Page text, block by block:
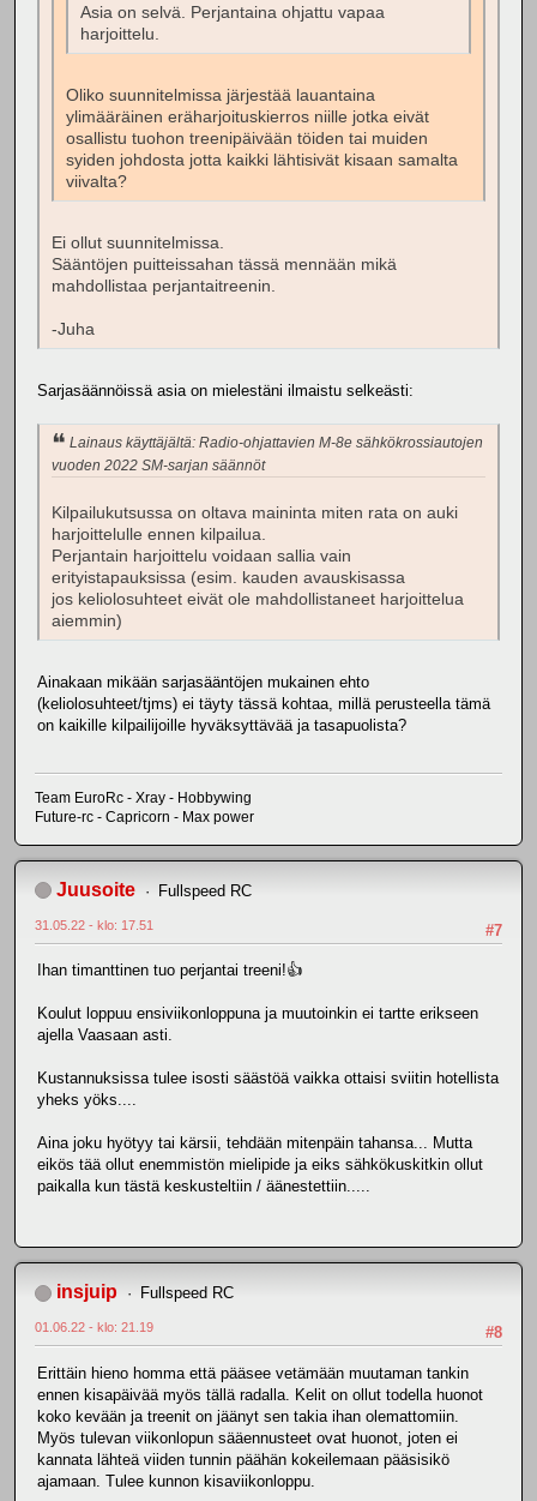
Asia on selvä. Perjantaina ohjattu vapaa
harjoittelu.
Oliko suunnitelmissa järjestää lauantaina
ylimääräinen eräharjoituskierros niille jotka eivät
osallistu tuohon treenipäivään töiden tai muiden
syiden johdosta jotta kaikki lähtisivät kisaan samalta
viivalta?
Ei ollut suunnitelmissa.
Sääntöjen puitteissahan tässä mennään mikä
mahdollistaa perjantaitreenin.
-Juha
Sarjasäännöissä asia on mielestäni ilmaistu selkeästi:
Lainaus käyttäjältä: Radio-ohjattavien M-8e sähkökrossiautojen
vuoden 2022 SM-sarjan säännöt
Kilpailukutsussa on oltava maininta miten rata on auki
harjoittelulle ennen kilpailua.
Perjantain harjoittelu voidaan sallia vain
erityistapauksissa (esim. kauden avauskisassa
jos keliolosuhteet eivät ole mahdollistaneet harjoittelua
aiemmin)
Ainakaan mikään sarjasääntöjen mukainen ehto
(keliolosuhteet/tjms) ei täyty tässä kohtaa, millä perusteella tämä
on kaikille kilpailijoille hyväksyttävää ja tasapuolista?
Team EuroRc - Xray - Hobbywing
Future-rc - Capricorn - Max power
Juusoite Fullspeed RC
#7
31.05.22 - klo: 17.51
Ihan timanttinen tuo perjantai treeni!👍
Koulut loppuu ensiviikonloppuna ja muutoinkin ei tartte erikseen
ajella Vaasaan asti.
Kustannuksissa tulee isosti säästöä vaikka ottaisi sviitin hotellista
yheks yöks....
Aina joku hyötyy tai kärsii, tehdään mitenpäin tahansa... Mutta
eikös tää ollut enemmistön mielipide ja eiks sähkökuskitkin ollut
paikalla kun tästä keskusteltiin / äänestettiin.....
insjuip Fullspeed RC
#8
01.06.22 - klo: 21.19
Erittäin hieno homma että pääsee vetämään muutaman tankin
ennen kisapäivää myös tällä radalla. Kelit on ollut todella huonot
koko kevään ja treenit on jäänyt sen takia ihan olemattomiin.
Myös tulevan viikonlopun sääennusteet ovat huonot, joten ei
kannata lähteä viiden tunnin päähän kokeilemaan pääsisikö
ajamaan. Tulee kunnon kisaviikonloppu.